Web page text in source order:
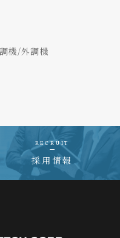
機/外調機
RECRUIT
採用情報